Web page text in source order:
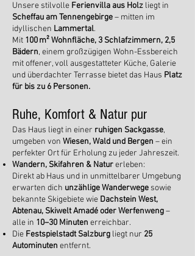
Unsere stilvolle Ferienvilla aus Holz liegt in
Scheffau am Tennengebirge– mitten im
idyllischen Lammertal.
Mit 100 m² Wohnfläche, 3 Schlafzimmern, 2,5
Bädern, einem großzügigen Wohn-Essbereich
mit offener, voll ausgestatteter Küche, Galerie
und überdachter Terrasse bietet das Haus Platz
für bis zu 6 Personen.
Ruhe, Komfort & Natur pur
Das Haus liegt in einer ruhigen Sackgasse,
umgeben von Wiesen, Wald und Bergen – ein
perfekter Ort für Erholung zu jeder Jahreszeit.
Wandern, Skifahren & Naturerleben:
Direkt ab Haus und in unmittelbarer Umgebung
erwarten dich unzählige Wanderwege sowie
bekannte Skigebiete wie Dachstein West,
Abtenau, Skiwelt Amadé oder Werfenweng–
alle in 10–30 Minuten erreichbar.
Die Festspielstadt Salzburg liegt nur 25
Autominuten entfernt.